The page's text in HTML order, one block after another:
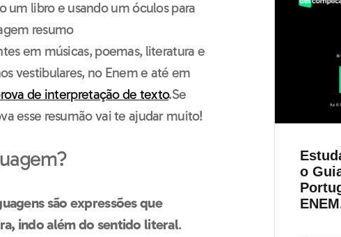
em músicas, poemas, literatura e
vestibulares, no Enem e até em
de interpretação de texto.Se
esse resumão vai te ajudar muito!
são expressões que
indo além do sentido literal.
o